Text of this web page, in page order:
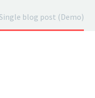
blog post (Demo)